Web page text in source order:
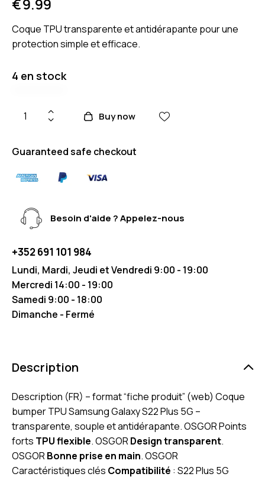
€9.99
Coque TPU transparente et antidérapante pour une
protection simple et efficace.
4 en stock
Buy now
Guaranteed safe checkout
Besoin d'aide ? Appelez-nous
+352 691 101 984
Lundi, Mardi, Jeudi et Vendredi 9:00 - 19:00
Mercredi 14:00 - 19:00
Samedi 9:00 - 18:00
Dimanche - Fermé
Description
Description (FR) – format “fiche produit” (web) Coque
bumper TPU Samsung Galaxy S22 Plus 5G –
transparente, souple et antidérapante. OSGOR Points
forts TPU flexible. OSGORDesign transparent.
OSGORBonne prise en main. OSGOR
Caractéristiques clés Compatibilité : S22 Plus 5G